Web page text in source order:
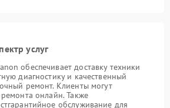
услуг
обеспечивает доставку техники
диагностику и качественный
ремонт. Клиенты могут
ремонта онлайн. Также
обслуживание для